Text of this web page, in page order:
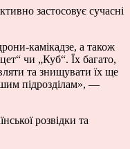
застосовує сучасні
камікадзе, а також
чи „Куб“. Їх багато,
та знищувати їх ще
підрозділам», —
розвідки та